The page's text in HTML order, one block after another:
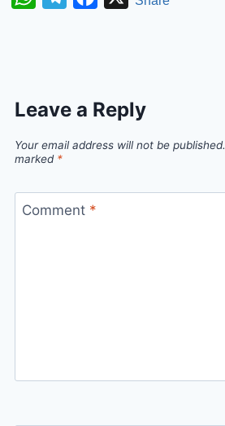
Leave a Reply
Your email address will not be published.
marked *
Comment *